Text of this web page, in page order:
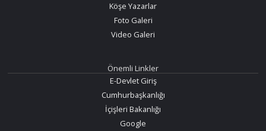
Köşe Yazarlar
Foto Galeri
Video Galeri
Önemli Linkler
E-Devlet Giriş
Cumhurbaşkanlığı
İçişleri Bakanlığı
Google